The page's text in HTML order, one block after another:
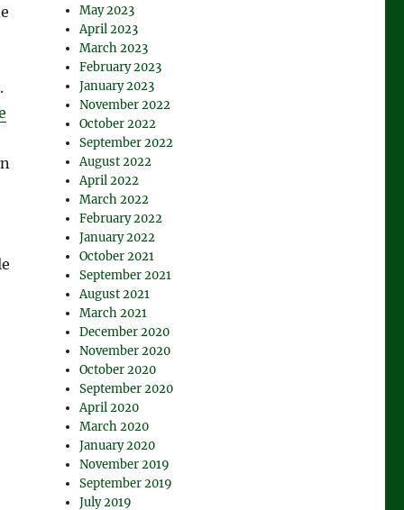
May 2023
April 2023
March 2023
February 2023
January 2023
November 2022
October 2022
September 2022
August 2022
April 2022
March 2022
February 2022
January 2022
October 2021
September 2021
August 2021
March 2021
December 2020
November 2020
October 2020
September 2020
April 2020
March 2020
January 2020
November 2019
September 2019
July 2019